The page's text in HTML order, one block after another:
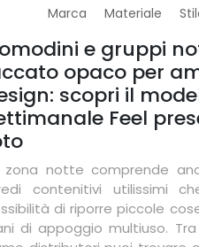
Marca Materiale
e gruppi
opaco per
scopri il
Feel
zona notte comprende
contenitivi utilissimi
di riporre piccole
di appoggio multiuso.